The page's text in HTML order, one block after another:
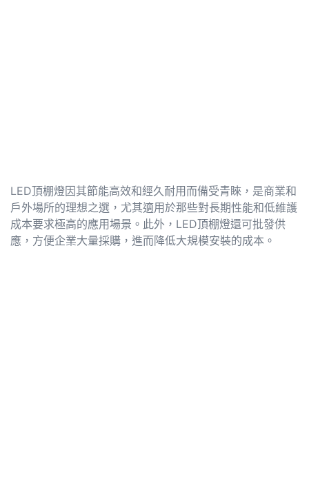
LED頂棚燈因其節能高效和經久耐用而備受青睞，是商業和
戶外場所的理想之選，尤其適用於那些對長期性能和低維護
成本要求極高的應用場景。此外，LED頂棚燈還可批發供
應，方便企業大量採購，進而降低大規模安裝的成本。